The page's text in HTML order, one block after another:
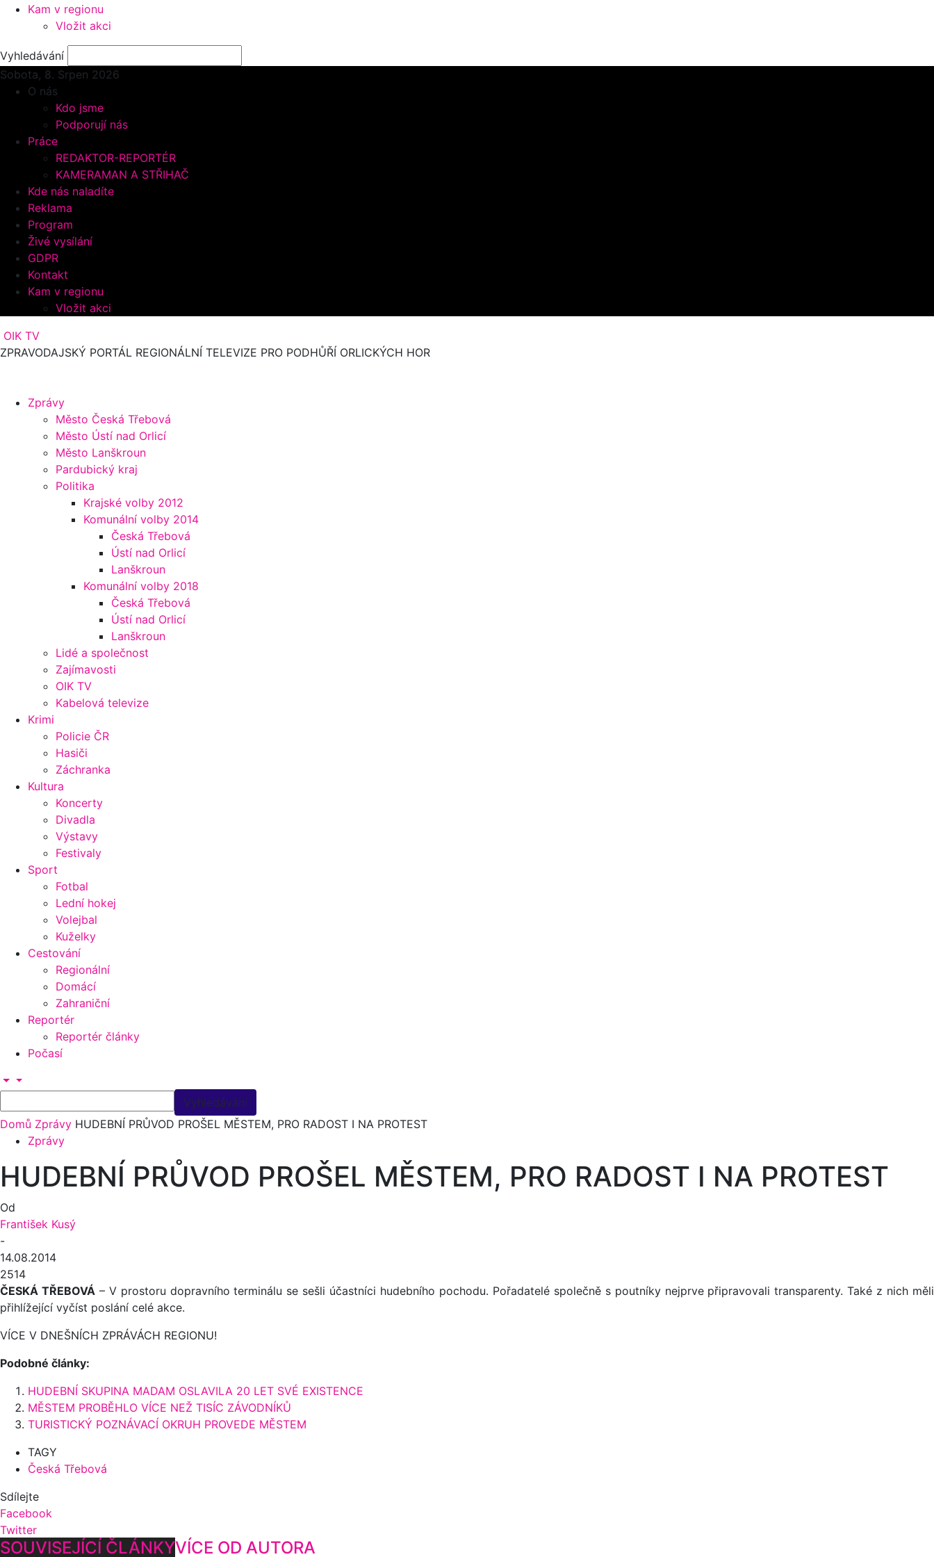
Kam v regionu
Vložit akci
Vyhledávání
Sobota, 8. Srpen 2026
O nás
Kdo jsme
Podporují nás
Práce
REDAKTOR-REPORTÉR
KAMERAMAN A STŘIHAČ
Kde nás naladíte
Reklama
Program
Živé vysílání
GDPR
Kontakt
Kam v regionu
Vložit akci
OIK TV
ZPRAVODAJSKÝ PORTÁL REGIONÁLNÍ TELEVIZE PRO PODHŮŘÍ ORLICKÝCH HOR
Zprávy
Město Česká Třebová
Město Ústí nad Orlicí
Město Lanškroun
Pardubický kraj
Politika
Krajské volby 2012
Komunální volby 2014
Česká Třebová
Ústí nad Orlicí
Lanškroun
Komunální volby 2018
Česká Třebová
Ústí nad Orlicí
Lanškroun
Lidé a společnost
Zajímavosti
OIK TV
Kabelová televize
Krimi
Policie ČR
Hasiči
Záchranka
Kultura
Koncerty
Divadla
Výstavy
Festivaly
Sport
Fotbal
Lední hokej
Volejbal
Kuželky
Cestování
Regionální
Domácí
Zahraniční
Reportér
Reportér články
Počasí
Domů Zprávy HUDEBNÍ PRŮVOD PROŠEL MĚSTEM, PRO RADOST I NA PROTEST
Zprávy
HUDEBNÍ PRŮVOD PROŠEL MĚSTEM, PRO RADOST I NA PROTEST
Od
František Kusý
-
14.08.2014
2514
ČESKÁ TŘEBOVÁ– V prostoru dopravního terminálu se sešli účastníci hudebního pochodu. Pořadatelé společně s poutníky nejprve připravovali transparenty. Také z nich měli
přihlížející vyčíst poslání celé akce.
VÍCE V DNEŠNÍCH ZPRÁVÁCH REGIONU!
Podobné články:
HUDEBNÍ SKUPINA MADAM OSLAVILA 20 LET SVÉ EXISTENCE
MĚSTEM PROBĚHLO VÍCE NEŽ TISÍC ZÁVODNÍKŮ
TURISTICKÝ POZNÁVACÍ OKRUH PROVEDE MĚSTEM
TAGY
Česká Třebová
Sdílejte
Facebook
Twitter
SOUVISEJÍCÍ ČLÁNKYVÍCE OD AUTORA